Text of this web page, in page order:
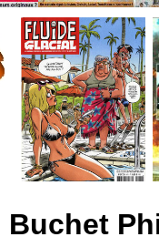
Buchet